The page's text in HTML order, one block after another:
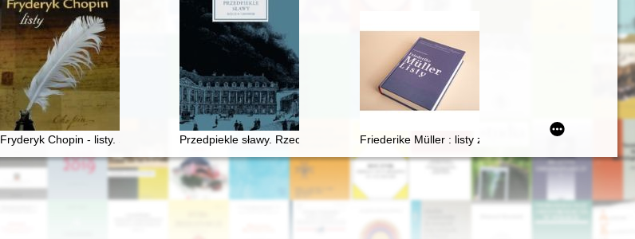
Fryderyk Chopin - listy. Skarbiec spuścizny epistolarnej w zbiorach polskich (wybór)
Przedpiekle sławy. Rzecz o ChopinieFriederike Müller : listy z Paryża 1839-1845 :